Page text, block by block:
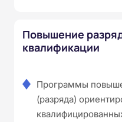
Повышение
квалификации
Программы
(разряда)